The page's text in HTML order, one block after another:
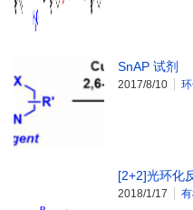
SnAP 试剂
2017/8/10
[2+2]光环化
2018/1/17